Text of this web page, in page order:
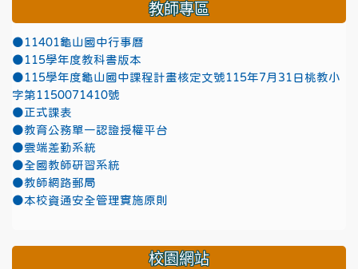
教師專區
●11401龜山國中行事曆
●115學年度教科書版本
●115學年度龜山國中課程計畫核定文號115年7月31日桃教小
字第1150071410號
●正式課表
●教育公務單一認證授權平台
●雲端差勤系統
●全國教師研習系統
●教師網路郵局
●本校資通安全管理實施原則
校園網站